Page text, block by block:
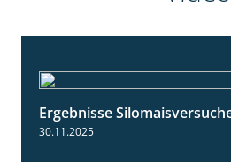
Ergebnisse
30.11.2025